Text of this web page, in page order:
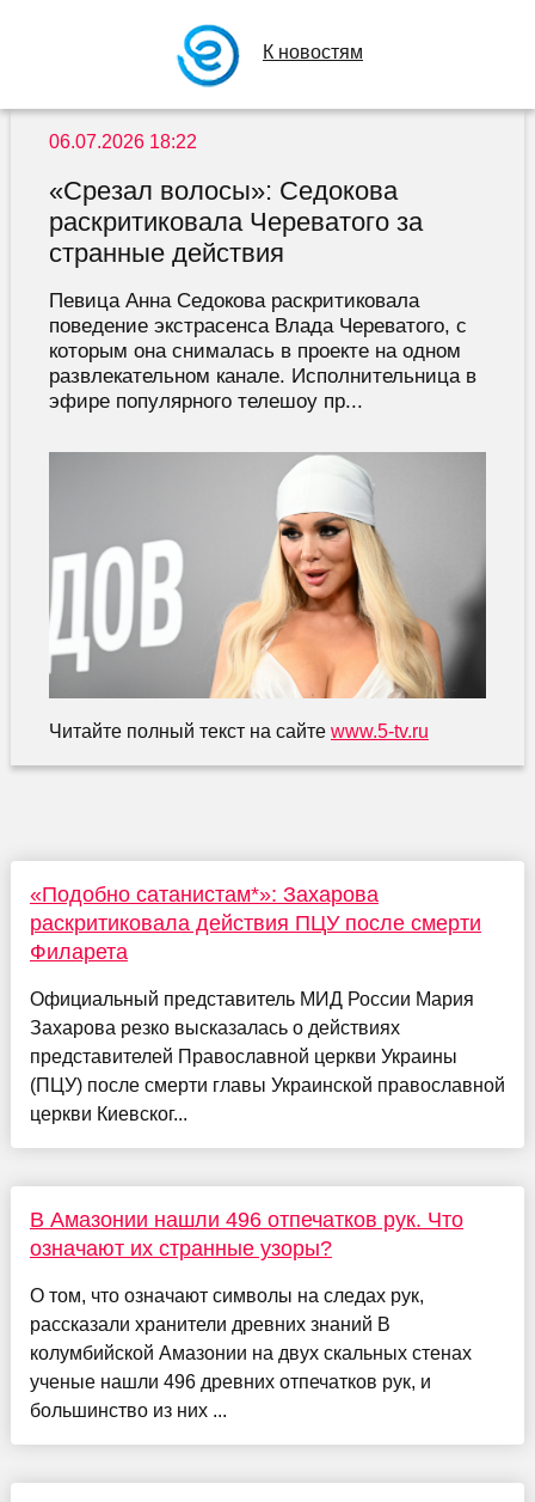
К новостям
06.07.2026 18:22
«Срезал волосы»: Седокова
раскритиковала Череватого за
странные действия
Певица Анна Седокова раскритиковала
поведение экстрасенса Влада Череватого, с
которым она снималась в проекте на одном
развлекательном канале. Исполнительница в
эфире популярного телешоу пр...
Читайте полный текст на сайте www.5-tv.ru
«Подобно сатанистам*»: Захарова
раскритиковала действия ПЦУ после смерти
Филарета
Официальный представитель МИД России Мария
Захарова резко высказалась о действиях
представителей Православной церкви Украины
(ПЦУ) после смерти главы Украинской православной
церкви Киевског...
В Амазонии нашли 496 отпечатков рук. Что
означают их странные узоры?
О том, что означают символы на следах рук,
рассказали хранители древних знаний В
колумбийской Амазонии на двух скальных стенах
ученые нашли 496 древних отпечатков рук, и
большинство из них ...